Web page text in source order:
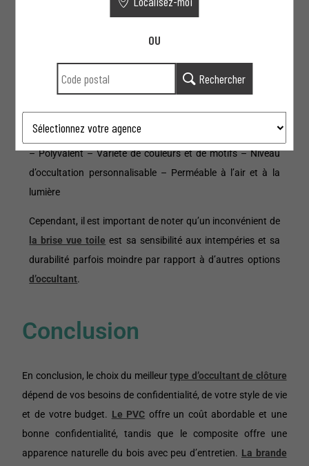
variée de couleurs, de motifs et de niveaux d’occultation,
intimité partielle tout en favorisant la circulation de l’air et
de la lumière, elle s’impose comme un choix équilibré pour
préserver votre intimité tout en rehaussant l’esthétique de
Avantages del’occultant de clôture en brise vue toile
– Polyvalent – Variété de couleurs et de motifs – Niveau
d’occultation personnalisable – Perméable à l’air et à la
lumière
Cependant, il est important de noter qu’un inconvénient de
la brise vue toile est sa sensibilité aux intempéries et sa
durabilité parfois moindre par rapport à d’autres options
d’occultant.
Conclusion
En conclusion, le choix du meilleurtype d’occultant de clôture
dépend de vos besoins de confidentialité, de votre style de vie
et de votre budget. Le PVC offre un coût abordable et une
bonne confidentialité, tandis que le composite offre une
apparence naturelle du bois avec peu d’entretien. La brande
OU
Rechercher